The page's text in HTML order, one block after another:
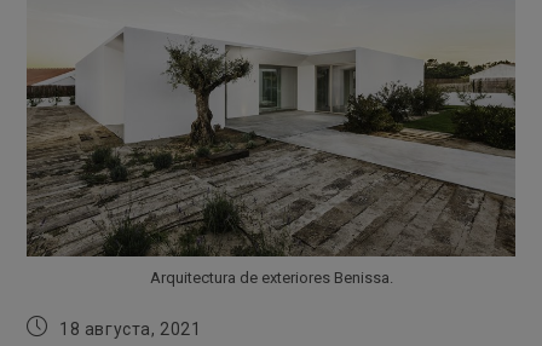
Arquitectura de exteriores Benissa.
Запись18 августа, 2021